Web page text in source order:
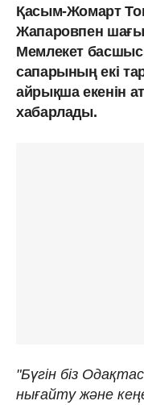
Қасым-Жомарт
Жапаровпен
Мемлекет
сапарының екі
айрықша екенін
хабарлады.
"Бүгін біз
нығайту және